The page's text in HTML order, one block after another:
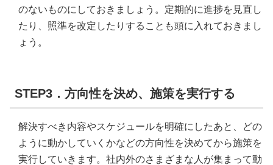
のないものにしておきましょう。定期的に進捗を見直し
たり、照準を改定したりすることも頭に入れておきまし
ょう。
STEP3．方向性を決め、施策を実行する
解決すべき内容やスケジュールを明確にしたあと、どの
ように動かしていくかなどの方向性を決めてから施策を
実行していきます。社内外のさまざまな人が集まって動